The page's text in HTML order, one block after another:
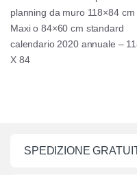
planning da muro 118×84 cm
Maxi o 84×60 cm standard
calendario 2020 annuale –
X 84
SPEDIZIONE